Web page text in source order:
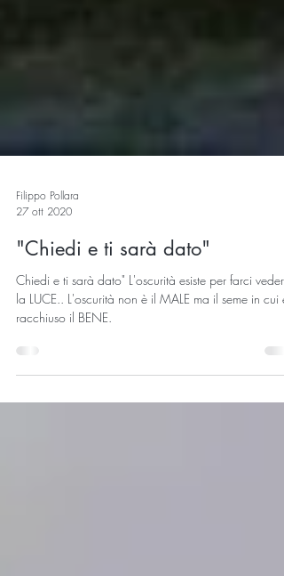
Filippo Pollara
27 ott 2020
"Chiedi e ti sarà dato"
Chiedi e ti sarà dato" L'oscurità esiste per farci vedere
la LUCE.. L'oscurità non è il MALE ma il seme in cui è